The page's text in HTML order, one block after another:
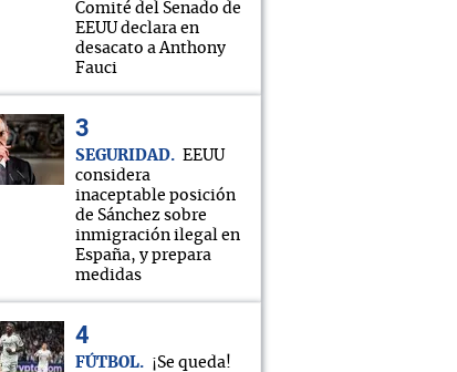
Comité del Senado de
EEUU declara en
desacato a Anthony
Fauci
SEGURIDAD
EEUU
considera
inaceptable posición
de Sánchez sobre
inmigración ilegal en
España, y prepara
medidas
FÚTBOL
¡Se queda!